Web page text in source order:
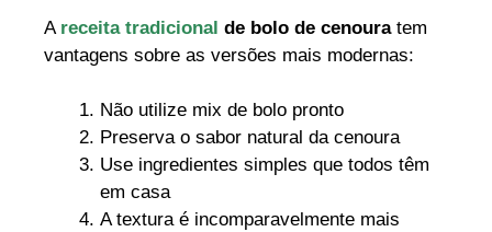
A receita tradicional de bolo de cenouratem
vantagens sobre as versões mais modernas:
Não utilize mix de bolo pronto
Preserva o sabor natural da cenoura
Use ingredientes simples que todos têm
em casa
A textura é incomparavelmente mais